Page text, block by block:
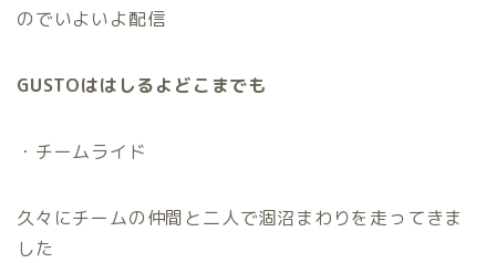
のでいよいよ配信
GUSTOははしるよどこまでも
・チームライド
久々にチームの仲間と二人で涸沼まわりを走ってきま
した